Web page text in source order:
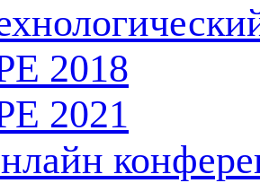
2018
2021